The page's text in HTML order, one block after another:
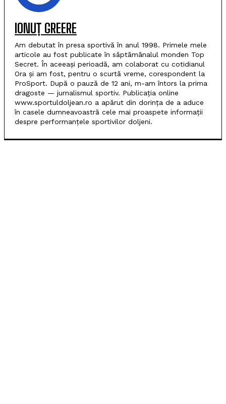
IONUȚ GREERE
Am debutat în presa sportivă în anul 1998. Primele mele
articole au fost publicate în săptămânalul monden Top
Secret. În aceeași perioadă, am colaborat cu cotidianul
Ora și am fost, pentru o scurtă vreme, corespondent la
ProSport. După o pauză de 12 ani, m-am întors la prima
dragoste — jurnalismul sportiv. Publicația online
www.sportuldoljean.ro a apărut din dorința de a aduce
în casele dumneavoastră cele mai proaspete informații
despre performanțele sportivilor doljeni.